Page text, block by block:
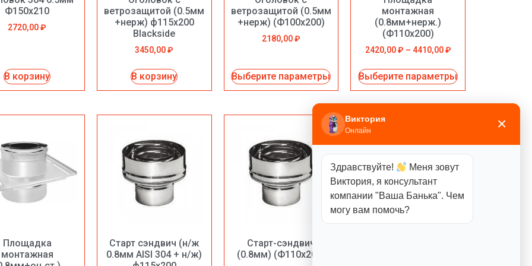
Ф150х210
2720,00₽
В корзину
ветрозащитой (0.5мм
+нерж) ф115х200
Blackside
3450,00₽
В корзину
ветрозащитой (0.5мм
+нерж) (Ф100х200)
2180,00₽
Выберите параметры
монтажная
(0.8мм+нерж.)
(Ф110х200)
2420,00₽ – 4410,00₽
Выберите параметры
Площадка
монтажная
Старт сэндвич (н/ж
0.8мм AISI 304 + н/ж)
Старт-сэндвич
(0.8мм) (Ф110х200)
Виктория
Онлайн ×
Здравствуйте!
Меня зовут
Виктория, я консультант
компании "Ваша Банька". Чем
могу вам помочь?